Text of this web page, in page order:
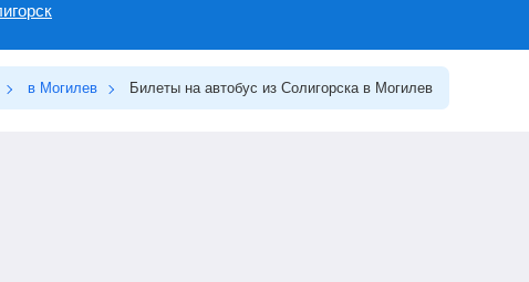
в Могилев Билеты на автобус из Солигорска в Могилев